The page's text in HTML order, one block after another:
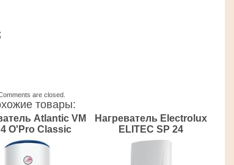
are closed.
товары:
Atlantic VM
O'Pro Classic
Нагреватель Electrolux
ELITEC SP 24